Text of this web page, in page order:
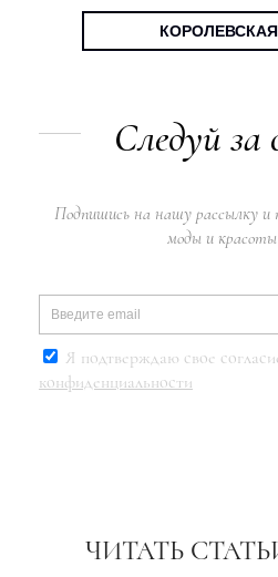
Следуй
Подпишись на нашу рассылку и
моды и
Я подтверждаю свое
конфиденциальности
ЧИТАТЬ